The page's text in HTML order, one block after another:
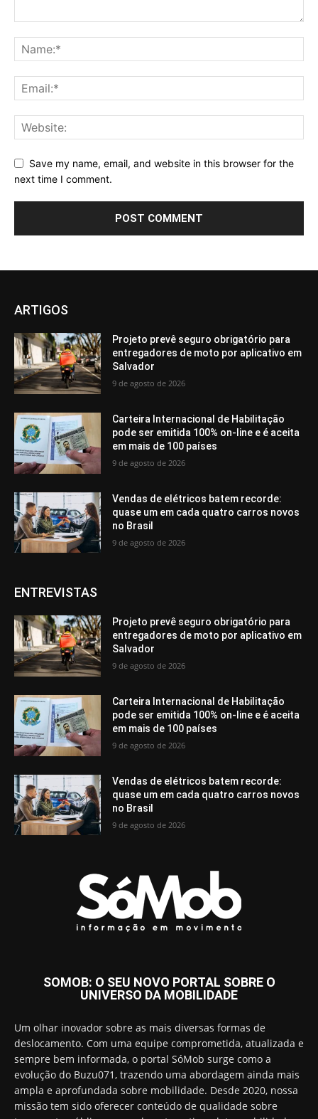
Save my name, email, and website in this browser for the
next time I comment.
ARTIGOS
Projeto prevê seguro obrigatório para
entregadores de moto por aplicativo em
Salvador
9 de agosto de 2026
Carteira Internacional de Habilitação
pode ser emitida 100% on-line e é aceita
em mais de 100 países
9 de agosto de 2026
Vendas de elétricos batem recorde:
quase um em cada quatro carros novos
no Brasil
9 de agosto de 2026
ENTREVISTAS
Projeto prevê seguro obrigatório para
entregadores de moto por aplicativo em
Salvador
9 de agosto de 2026
Carteira Internacional de Habilitação
pode ser emitida 100% on-line e é aceita
em mais de 100 países
9 de agosto de 2026
Vendas de elétricos batem recorde:
quase um em cada quatro carros novos
no Brasil
9 de agosto de 2026
SOMOB: O SEU NOVO PORTAL SOBRE O
UNIVERSO DA MOBILIDADE
Um olhar inovador sobre as mais diversas formas de
deslocamento. Com uma equipe comprometida, atualizada e
sempre bem informada, o portal SóMob surge como a
evolução do Buzu071, trazendo uma abordagem ainda mais
ampla e aprofundada sobre mobilidade. Desde 2020, nossa
missão tem sido oferecer conteúdo de qualidade sobre